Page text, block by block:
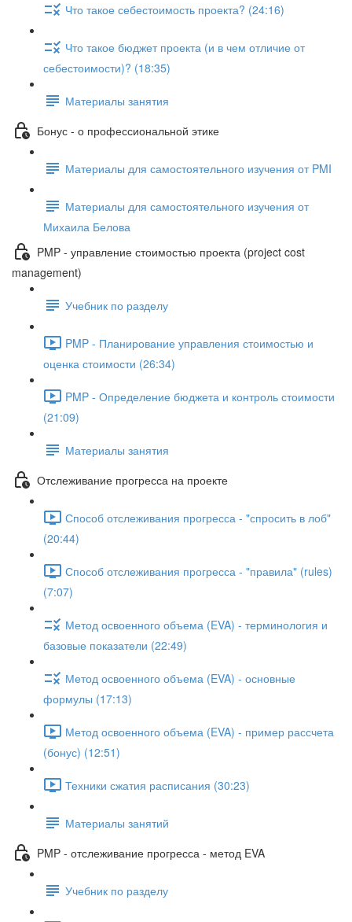
Что такое себестоимость проекта? (24:16)
Что такое бюджет проекта (и в чем отличие от
себестоимости)? (18:35)
Материалы занятия
Бонус - о профессиональной этике
Материалы для самостоятельного изучения от PMI
Материалы для самостоятельного изучения от
Михаила Белова
PMP - управление стоимостью проекта (project cost
management)
Учебник по разделу
PMP - Планирование управления стоимостью и
оценка стоимости (26:34)
PMP - Определение бюджета и контроль стоимости
(21:09)
Материалы занятия
Отслеживание прогресса на проекте
Способ отслеживания прогресса - "спросить в лоб"
(20:44)
Способ отслеживания прогресса - "правила" (rules)
(7:07)
Метод освоенного объема (EVA) - терминология и
базовые показатели (22:49)
Метод освоенного объема (EVA) - основные
формулы (17:13)
Метод освоенного объема (EVA) - пример рассчета
(бонус) (12:51)
Техники сжатия расписания (30:23)
Материалы занятий
PMP - отслеживание прогресса - метод EVA
Учебник по разделу